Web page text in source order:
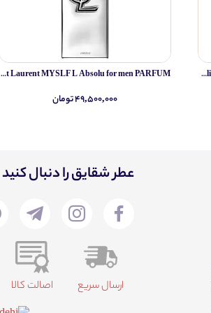
Simone Andreoli Tulum Junglescape for women and men EDP
Yves Saint Laurent MYSLF L Absolu for men PARFUM
۴۹,۵۰۰,۰۰۰ تومان
عطر شقایق را دنبال کنید
ارسال سریع اصالت کالا